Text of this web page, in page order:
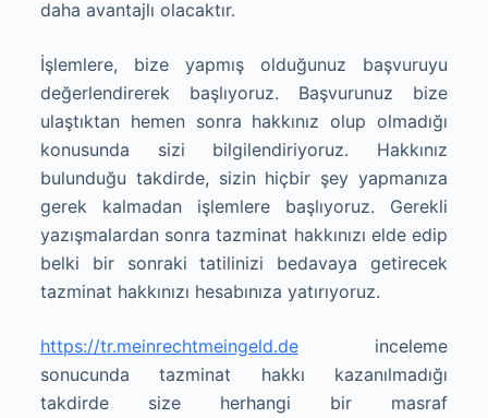
daha avantajlı olacaktır.
İşlemlere, bize yapmış olduğunuz başvuruyu
değerlendirerek başlıyoruz. Başvurunuz bize
ulaştıktan hemen sonra hakkınız olup olmadığı
konusunda sizi bilgilendiriyoruz. Hakkınız
bulunduğu takdirde, sizin hiçbir şey yapmanıza
gerek kalmadan işlemlere başlıyoruz. Gerekli
yazışmalardan sonra tazminat hakkınızı elde edip
belki bir sonraki tatilinizi bedavaya getirecek
tazminat hakkınızı hesabınıza yatırıyoruz.
https://tr.meinrechtmeingeld.deinceleme
sonucunda tazminat hakkı kazanılmadığı
takdirde size herhangi bir masraf